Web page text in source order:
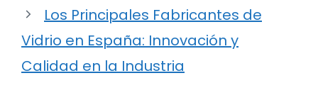
Los Principales Fabricantes de
Vidrio en España: Innovación y
Calidad en la Industria